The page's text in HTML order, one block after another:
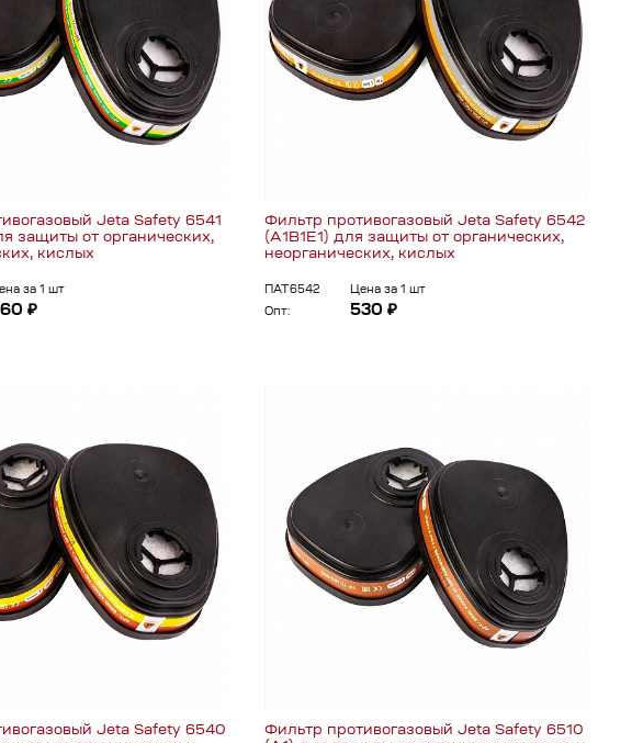
Jeta Safety 6541
защиты от органических,
кислых
за 1 шт
₽
Фильтр противогазовый Jeta Safety 6542
(A1B1E1) для защиты от органических,
неорганических, кислых
ПАТ6542
Цена за 1 шт
Опт:
530 ₽
Jeta Safety 6540
Фильтр противогазовый Jeta Safety 6510